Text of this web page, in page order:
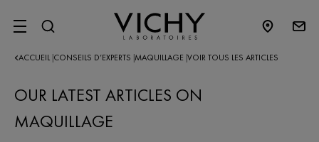
SITE MENU
ACCUEIL CONSEILS D’EXPERTS​ MAQUILLAGE VOIR TOUS LES ARTICLES
OUR LATEST ARTICLES ON
MAQUILLAGE